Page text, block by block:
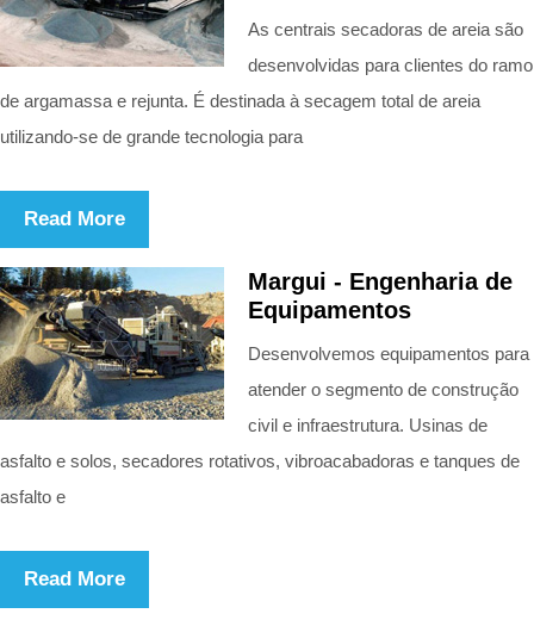
As centrais secadoras de areia são
desenvolvidas para clientes do ramo
de argamassa e rejunta. É destinada à secagem total de areia
utilizando-se de grande tecnologia para
Read More
Margui - Engenharia de
Equipamentos
Desenvolvemos equipamentos para
atender o segmento de construção
civil e infraestrutura. Usinas de
asfalto e solos, secadores rotativos, vibroacabadoras e tanques de
asfalto e
Read More